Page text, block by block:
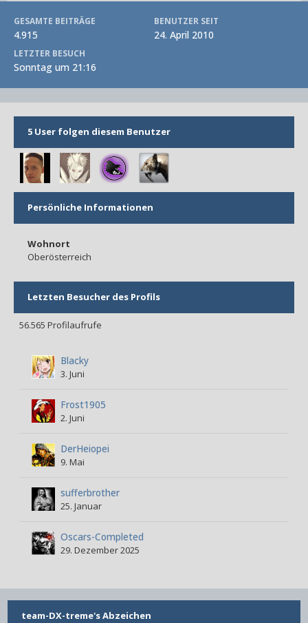
GESAMTE BEITRÄGE
4.915
BENUTZER SEIT
24. April 2010
LETZTER BESUCH
Sonntag um 21:16
5 User folgen diesem Benutzer
Persönliche Informationen
Wohnort
Oberösterreich
Letzten Besucher des Profils
56.565 Profilaufrufe
Blacky
3. Juni
Frost1905
2. Juni
DerHeiopei
9. Mai
sufferbrother
25. Januar
Oscars-Completed
29. Dezember 2025
team-DX-treme's Abzeichen